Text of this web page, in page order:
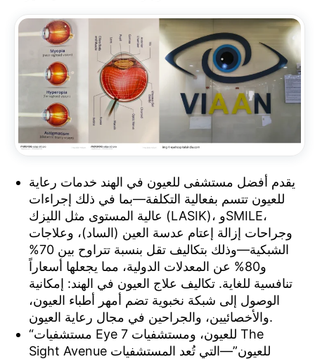
العيون
دلهي،
الهند
يقدم أفضل مستشفى للعيون في الهند خدمات رعاية
للعيون تتسم بفعالية التكلفة—بما في ذلك إجراءات
عالية المستوى مثل الليزك (LASIK)، وSMILE،
وجراحات إزالة إعتام عدسة العين (الساد)، وعلاجات
الشبكية—وذلك بتكاليف تقل بنسبة تتراوح بين 70%
و80% عن المعدلات الدولية، مما يجعلها أسعاراً
تنافسية للغاية. تكاليف علاج العيون في الهند: إمكانية
الوصول إلى شبكة نخبوية تضم أمهر أطباء العيون،
والأخصائيين، والجراحين في مجال رعاية العيون.
“مستشفيات Eye 7 للعيون، ومستشفيات The
Sight Avenue للعيون”—التي تُعد المستشفيات